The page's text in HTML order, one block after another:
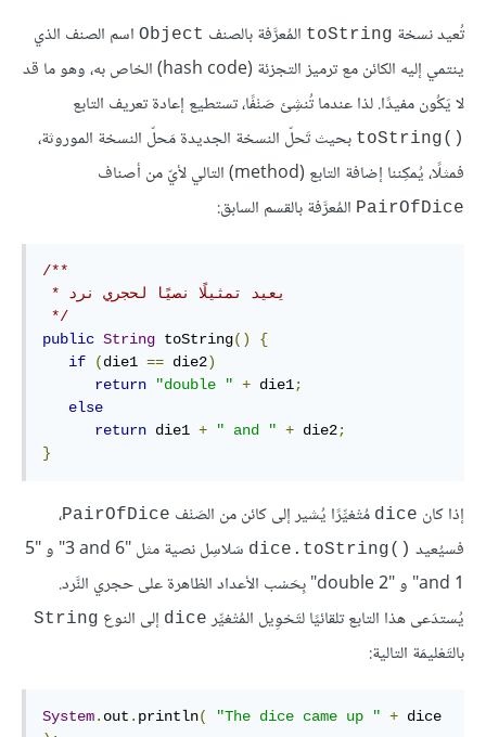
تُعيد نسخة toString المُعرَّفة بالصنف Object اسم الصنف الذي
ينتمي إليه الكائن مع ترميز التجزئة (hash code) الخاص به، وهو ما قد
لا يَكُون مفيدًا. لذا عندما تُنشِئ صَنْفًا، تستطيع إعادة تعريف التابع
toString()‎ بحيث تَحلّ النسخة الجديدة مَحلّ النسخة الموروثة،
فمثلًا، يُمكِننا إضافة التابع (method) التالي لأيّ من أصناف
PairOfDice المُعرَّفة بالقسم السابق:
/**
*/
public String toString()
{
if
(die1 == die2)
return
"double " + die1;
else
return die1 + " and " + die2;
}
إذا كان dice مُتْغيِّرًا يُشير إلى كائن من الصَنْف PairOfDice،
فسيُعيد dice.toString()‎
سَلاسِل نصية مثل "‎3 and 6" و "‎5
and 1" و "double 2‎" بِحَسْب الأعداد الظاهرة على حجري النَّرد.
يُستدَعى هذا التابع تلقائيًا لتَحْوِيل المُتْغيِّر dice إلى النوع String
بالتَعْليمَة التالية:
System. out . println( "The dice came up " +